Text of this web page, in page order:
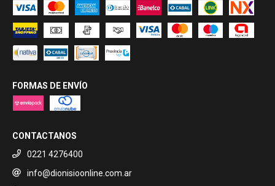
FORMAS DE ENVÍO
CONTACTANOS
0221 4276400
info@dionisioonline.com.ar